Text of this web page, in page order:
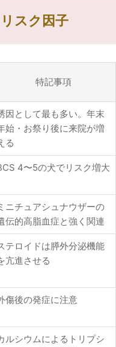
スク因子
特記事項
因として最も多い。年末
始・お祭り後に来院が増
る
4〜5の犬でリスク増大
ニチュアシュナウザーの
伝的高脂血症と強く関連
テロイドは膵外分泌機能
亢進させる
傷後の発症に注意
ルシウムによるトリプシ